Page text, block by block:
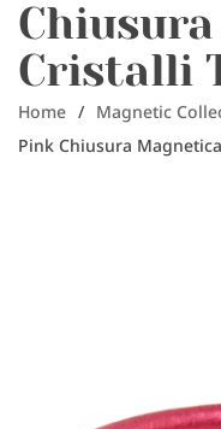
Cristalli
Home / Magnetic
Pink Chiusura